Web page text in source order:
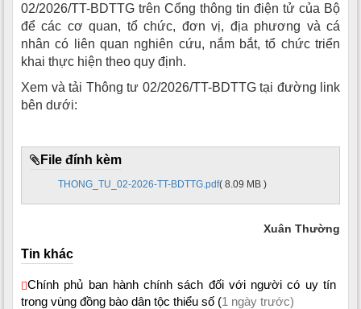
02/2026/TT-BDTTG trên Cổng thông tin điện tử của Bộ
để các cơ quan, tổ chức, đơn vị, địa phương và cá
nhân có liên quan nghiên cứu, nắm bắt, tổ chức triển
khai thực hiện theo quy định.
Xem và tải Thông tư 02/2026/TT-BDTTG tại đường link
bên dưới:
File đính kèm
THONG_TU_02-2026-TT-BDTTG.pdf( 8.09 MB )
Xuân Thường
Tin khác
Chính phủ ban hành chính sách đối với người có uy tín
trong vùng đồng bào dân tộc thiểu số (1 ngày trước)